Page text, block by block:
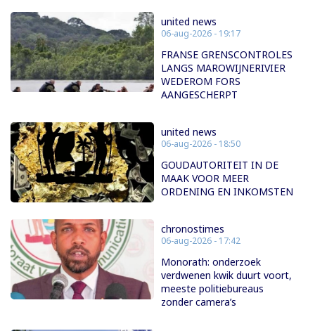
united news
06-aug-2026 - 19:17
FRANSE GRENSCONTROLES
LANGS MAROWIJNERIVIER
WEDEROM FORS
AANGESCHERPT
united news
06-aug-2026 - 18:50
GOUDAUTORITEIT IN DE
MAAK VOOR MEER
ORDENING EN INKOMSTEN
chronostimes
06-aug-2026 - 17:42
Monorath: onderzoek
verdwenen kwik duurt voort,
meeste politiebureaus
zonder camera’s